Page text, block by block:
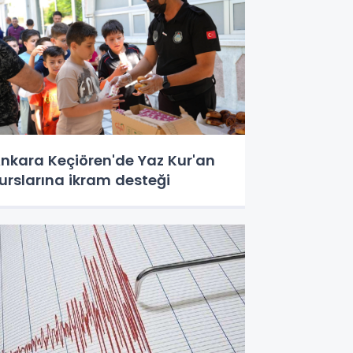
Keçiören'de Yaz Kur'an
ikram desteği